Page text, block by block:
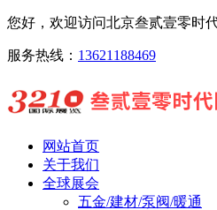
您好，欢迎访问北京叁贰壹零时
服务热线： 13621188469
网站首页
关于我们
全球展会
五金/建材/泵阀/暖通